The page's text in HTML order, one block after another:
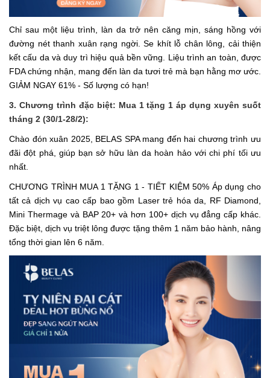
Chỉ sau một liệu trình, làn da trở nên căng mịn, sáng hồng với
đường nét thanh xuân rạng ngời. Se khít lỗ chân lông, cải thiện
kết cấu da và duy trì hiệu quả bền vững. Liệu trình an toàn, được
FDA chứng nhận, mang đến làn da tươi trẻ mà bạn hằng mơ ước.
GIẢM NGAY 61% - Số lượng có hạn!
3. Chương trình đặc biệt: Mua 1 tặng 1 áp dụng xuyên suốt
tháng 2 (30/1-28/2):
Chào đón xuân 2025, BELAS SPA mang đến hai chương trình ưu
đãi đột phá, giúp bạn sở hữu làn da hoàn hảo với chi phí tối ưu
nhất.
CHƯƠNG TRÌNH MUA 1 TẶNG 1 - TIẾT KIỆM 50% Áp dụng cho
tất cả dịch vụ cao cấp bao gồm Laser trẻ hóa da, RF Diamond,
Mini Thermage và BAP 20+ và hơn 100+ dịch vụ đẳng cấp khác.
Đặc biệt, dịch vụ triệt lông được tặng thêm 1 năm bảo hành, nâng
tổng thời gian lên 6 năm.